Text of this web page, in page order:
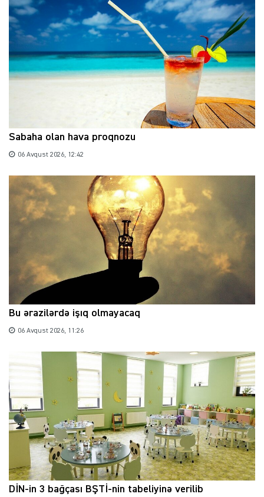
Sabaha olan hava proqnozu
06 Avqust 2026, 12:42
Bu ərazilərdə işıq olmayacaq
06 Avqust 2026, 11:26
DİN-in 3 bağçası BŞTİ-nin tabeliyinə verilib